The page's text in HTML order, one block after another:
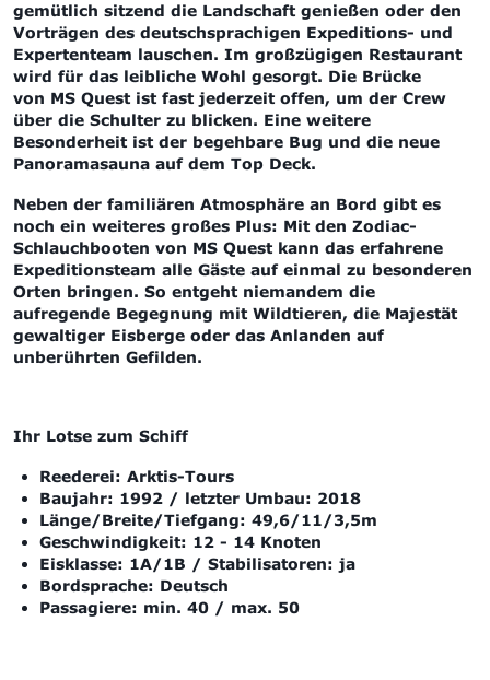
gemütlich sitzend die Landschaft genießen oder den
Vorträgen des deutschsprachigen Expeditions- und
Expertenteam lauschen. Im großzügigen Restaurant
wird für das leibliche Wohl gesorgt. Die Brücke
von MS Quest ist fast jederzeit offen, um der Crew
über die Schulter zu blicken. Eine weitere
Besonderheit ist der begehbare Bug und die neue
Panoramasauna auf dem Top Deck.
Neben der familiären Atmosphäre an Bord gibt es
noch ein weiteres großes Plus: Mit den Zodiac-
Schlauchbooten von MS Quest kann das erfahrene
Expeditionsteam alle Gäste auf einmal zu besonderen
Orten bringen. So entgeht niemandem die
aufregende Begegnung mit Wildtieren, die Majestät
gewaltiger Eisberge oder das Anlanden auf
unberührten Gefilden.
Ihr Lotse zum Schiff
Reederei: Arktis-Tours
Baujahr: 1992 / letzter Umbau: 2018
Länge/Breite/Tiefgang: 49,6/11/3,5m
Geschwindigkeit: 12 - 14 Knoten
Eisklasse: 1A/1B / Stabilisatoren: ja
Bordsprache: Deutsch
Passagiere: min. 40 / max. 50